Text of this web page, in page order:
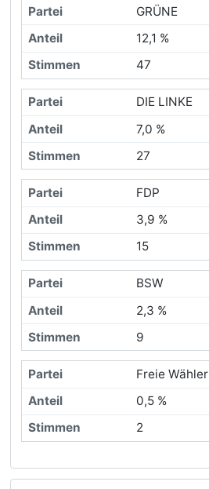
GRÜNE
12,1 %
47
DIE LINKE
7,0 %
27
FDP
3,9 %
15
BSW
2,3 %
9
Freie Wähler
0,5 %
2